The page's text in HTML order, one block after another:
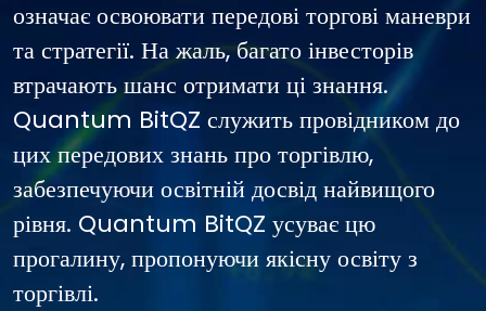
означає освоювати передові торгові маневри
та стратегії. На жаль, багато інвесторів
втрачають шанс отримати ці знання.
Quantum BitQZ служить провідником до
цих передових знань про торгівлю,
забезпечуючи освітній досвід найвищого
рівня. Quantum BitQZ усуває цю
прогалину, пропонуючи якісну освіту з
торгівлі.